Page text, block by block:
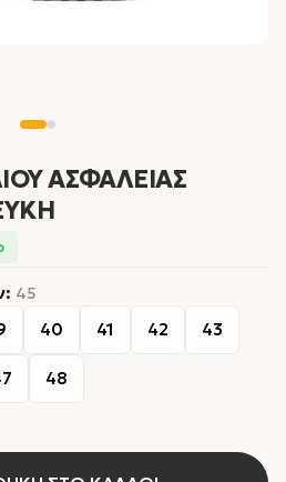
ΑΣΦΑΛΕΙΑΣ
: 45
40 41 42 43
48